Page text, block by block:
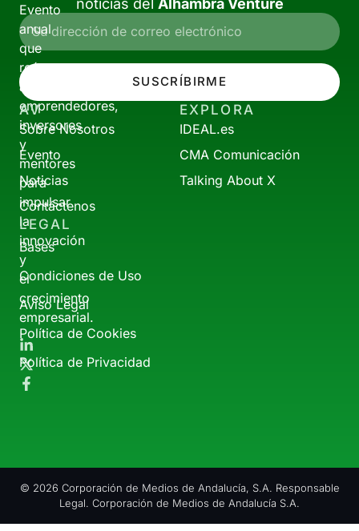
Evento
anual
que
reúne
a
emprendedores,
inversores
y
mentores
para
impulsar
la
innovación
y
el
crecimiento
empresarial.
SUSCRÍBIRME
AV
Sobre Nosotros
Evento
Noticias
Contáctenos
EXPLORA
IDEAL.es
CMA Comunicación
Talking About X
LEGAL
Bases
Condiciones de Uso
Aviso Legal
Política de Cookies
Política de Privacidad
© 2026 Corporación de Medios de Andalucía, S.A. Responsable
Legal. Corporación de Medios de Andalucía S.A.